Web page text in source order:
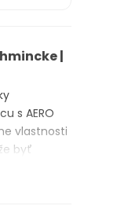
|
s AERO
vlastnosti
byť